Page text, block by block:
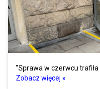
"Sprawa w czerwcu
Zobacz więcej »